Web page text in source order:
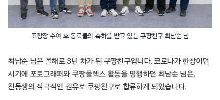
표창장 수여 후 동료들의 축하를 받고 있는 쿠팡친구 최남순 님
최남순 님은 올해로 3년 차가 된 쿠팡친구입니다. 코로나가 한창이던
시기에 포토그래퍼와 쿠팡플렉스 활동을 병행하던 최남순 님은,
친동생의 적극적인 권유로 쿠팡친구로 합류하게 되었습니다.